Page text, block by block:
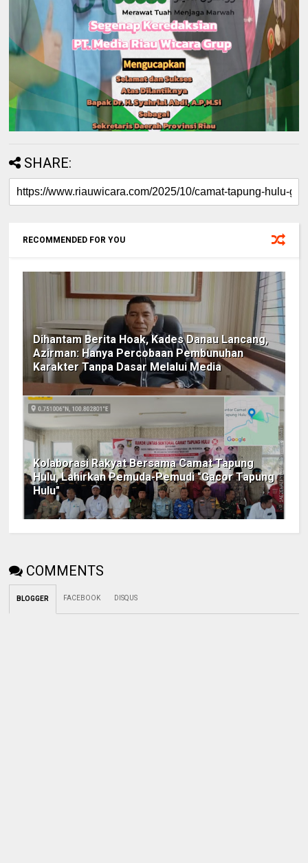
SHARE:
RECOMMENDED FOR YOU
Dihantam Berita Hoak, Kades Danau Lancang,
Azirman: Hanya Percobaan Pembunuhan
Karakter Tanpa Dasar Melalui Media
Kolaborasi Rakyat Bersama Camat Tapung
Hulu, Lahirkan Pemuda-Pemudi "Gacor Tapung
Hulu"
COMMENTS
BLOGGER FACEBOOK DISQUS